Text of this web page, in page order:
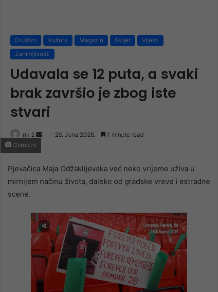
Društvo Kultura Magazin Svijet
Vijesti
Zanimljivosti
Udavala se 12 puta, a svaki
brak završio je zbog iste
stvari
nk 2
Send 26. Juna 2026. 1 minute read
Grand.rs
Pjevačica Maja Odžaklijevska već neko vrijeme uživa u
mirnijem načinu života, daleko od gradske vreve i estradne
scene.